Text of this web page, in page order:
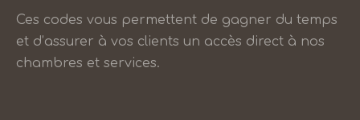
Ces codes vous permettent de gagner du temps
et d’assurer à vos clients un accès direct à nos
chambres et services.